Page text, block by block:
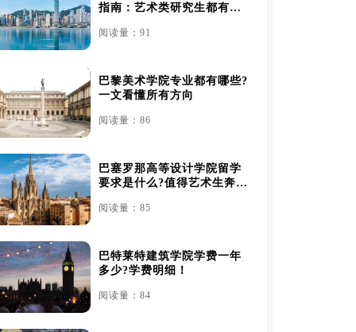
指南：艺术类研究生都有哪
阅读量：91
巴黎美术学院专业都有哪些?
一文看懂所有方向
阅读量：86
巴塞罗那高等设计学院留学
要求是什么?值得艺术生奔赴
阅读量：85
巴特莱特建筑学院学费一年
多少?学费明细！
阅读量：84